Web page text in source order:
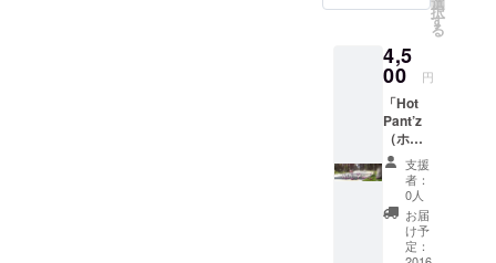
音した
データ
とジャ
ケット
写真
デー
タ、
「Hot
Pant’z
（ホッ
トパン
ツ）特
製ス
択
す
る
4,5
00 円
「Hot
Pant’z
（ホッ
トパン
ツ）」
のオリ
ジナル
グッズ
BOXを
支援
者：
0人
お届
け予
定：